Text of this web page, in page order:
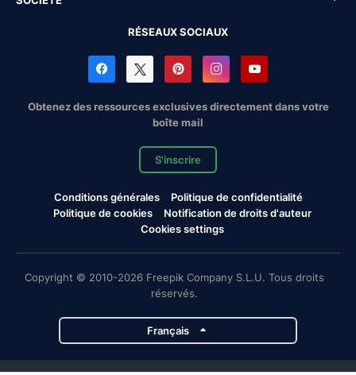
RÉSEAUX SOCIAUX
Obtenez des ressources exclusives directement dans votre
boîte mail
S'inscrire
Conditions générales
Politique de confidentialité
Politique de cookies
Notification de droits d'auteur
Cookies settings
Copyright © 2010-2026 Freepik Company S.L.U. Tous droits
réservés.
Français